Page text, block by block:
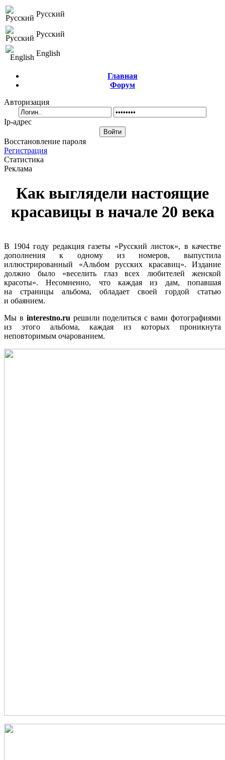
Русский
Русский
English
Главная
Форум
Авторизация
Ip-адрес
Восстановление пароля
Регистрация
Статистика
Реклама
Как выглядели настоящие
красавицы в начале 20 века
В 1904 году редакция газеты «Русский листок», в качестве
дополнения к одному из номеров, выпустила
иллюстрированный «Альбом русских красавиц». Издание
должно было «веселить глаз всех любителей женской
красоты». Несомненно, что каждая из дам, попавшая
на страницы альбома, обладает своей гордой статью
и обаянием.
Мы в interestno.ru решили поделиться с вами фотографиями
из этого альбома, каждая из которых проникнута
неповторимым очарованием.